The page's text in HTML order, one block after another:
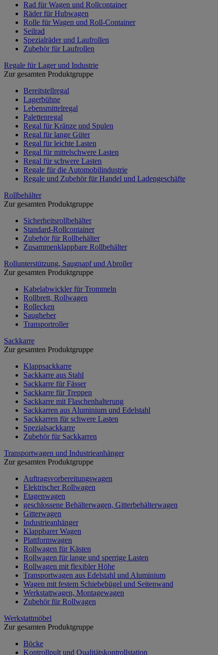
Rad für Wagen und Rollcontainer
Räder für Hubwagen
Rolle für Wagen und Roll-Container
Seilrad
Spezialräder und Laufrollen
Zubehör für Laufrollen
Regale für Lager und Industrie
Zur gesamten Produktgruppe
Bereitstellregal
Lagerbühne
Lebensmittelregal
Palettenregal
Regal für Kränze und Spulen
Regal für lange Güter
Regal für leichte Lasten
Regal für mittelschwere Lasten
Regal für schwere Lasten
Regale für die Automobilindustrie
Regale und Zubehör für Handel und Ladengeschäfte
Rollbehälter
Zur gesamten Produktgruppe
Sicherheitsrollbehälter
Standard-Rollcontainer
Zubehör für Rollbehälter
Zusammenklappbare Rollbehälter
Rollunterstützung, Saugnapf und Abroller
Zur gesamten Produktgruppe
Kabelabwickler für Trommeln
Rollbrett, Rollwagen
Rollecken
Saugheber
Transportroller
Sackkarre
Zur gesamten Produktgruppe
Klappsackkarre
Sackkarre aus Stahl
Sackkarre für Fässer
Sackkarre für Treppen
Sackkarre mit Flaschenhalterung
Sackkarren aus Aluminium und Edelstahl
Sackkarren für schwere Lasten
Spezialsackkarre
Zubehör für Sackkarren
Transportwagen und Industrieanhänger
Zur gesamten Produktgruppe
Auftragsvorbereitungswagen
Elektrischer Rollwagen
Etagenwagen
geschlossene Behälterwagen, Gitterbehälterwagen
Gitterwagen
Industrieanhänger
Klappbarer Wagen
Plattformwagen
Rollwagen für Kästen
Rollwagen für lange und sperrige Lasten
Rollwagen mit flexibler Höhe
Transportwagen aus Edelstahl und Aluminium
Wagen mit festem Schiebebügel und Seitenwand
Werkstattwagen, Montagewagen
Zubehör für Rollwagen
Werkstattmöbel
Zur gesamten Produktgruppe
Böcke
Kontrollpult und Qualitätskontrollstation